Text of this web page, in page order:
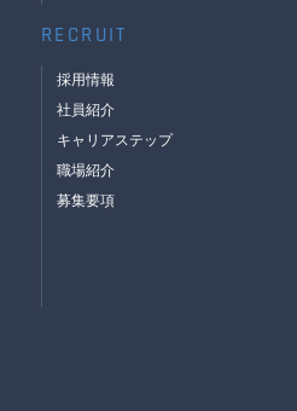
RECRUIT
採用情報
社員紹介
キャリアステップ
職場紹介
募集要項